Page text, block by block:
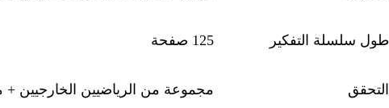
طول سلسلة التفكير 125 صفحة
التحقق مجموعة من الرياضيين الخارجيين